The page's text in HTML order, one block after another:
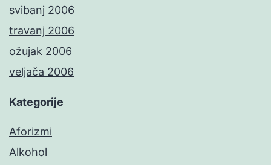
svibanj 2006
travanj 2006
ožujak 2006
veljača 2006
Kategorije
Aforizmi
Alkohol